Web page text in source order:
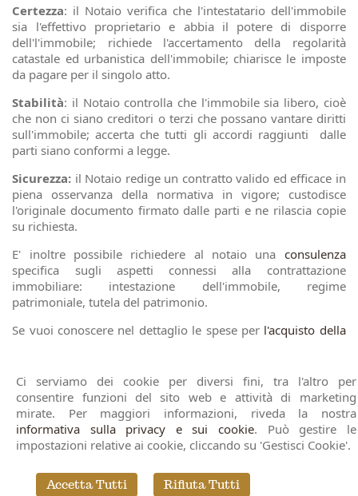
Ci serviamo dei cookie per diversi fini, tra l'altro per
consentire funzioni del sito web e attività di marketing
mirate. Per maggiori informazioni, riveda la nostra
informativa sulla privacy e sui cookie. Può gestire le
impostazioni relative ai cookie, cliccando su 'Gestisci Cookie'.
Accetta Tutti Rifiuta Tutti
Certezza: il Notaio verifica che l'intestatario dell'immobile
sia l'effettivo proprietario e abbia il potere di disporre
dell'l'immobile; richiede l'accertamento della regolarità
catastale ed urbanistica dell'immobile; chiarisce le imposte
da pagare per il singolo atto.
Stabilità: il Notaio controlla che l'immobile sia libero, cioè
che non ci siano creditori o terzi che possano vantare diritti
sull'immobile; accerta che tutti gli accordi raggiunti dalle
parti siano conformi a legge.
Sicurezza: il Notaio redige un contratto valido ed efficace in
piena osservanza della normativa in vigore; custodisce
l'originale documento firmato dalle parti e ne rilascia copie
su richiesta.
E' inoltre possibile richiedere al notaio una consulenza
specifica sugli aspetti connessi alla contrattazione
immobiliare: intestazione dell'immobile, regime
patrimoniale, tutela del patrimonio.
Se vuoi conoscere nel dettaglio le spese per l'acquisto della
Notaio Gemma Parisi - gemma.parisi@notariato.it
Vicolo Stradone n. 1 - 40061Minerbio (BO)- T/F
051.66.10.182 | Via C. Farini n. 25 - 40124Bologna- T.
051.22.65.41 - 051.58.72.055
Studio Notarile Bologna
|Pratiche Notarili Online
per Stranieri|Consulenza Notarile